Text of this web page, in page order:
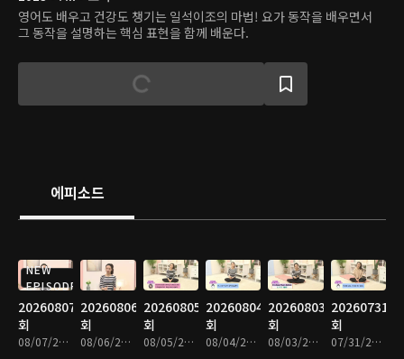
영어도 배우고 건강도 챙기는 일석이조의 마법! 요가 동작을 배우면서
그 동작을 설명하는 핵심 표현을 함께 배운다.
에피소드
NEW
EPISODE
20260807
회
08/07/2026 • 9분
20260806
회
08/06/2026 • 9분
20260805
회
08/05/2026 • 8분
20260804
회
08/04/2026 • 8분
20260803
회
08/03/2026 • 9분
20260731
회
07/31/2026 • 9분